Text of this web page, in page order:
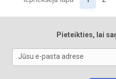
Pieteikties, lai
Jūsu e-pasta adrese